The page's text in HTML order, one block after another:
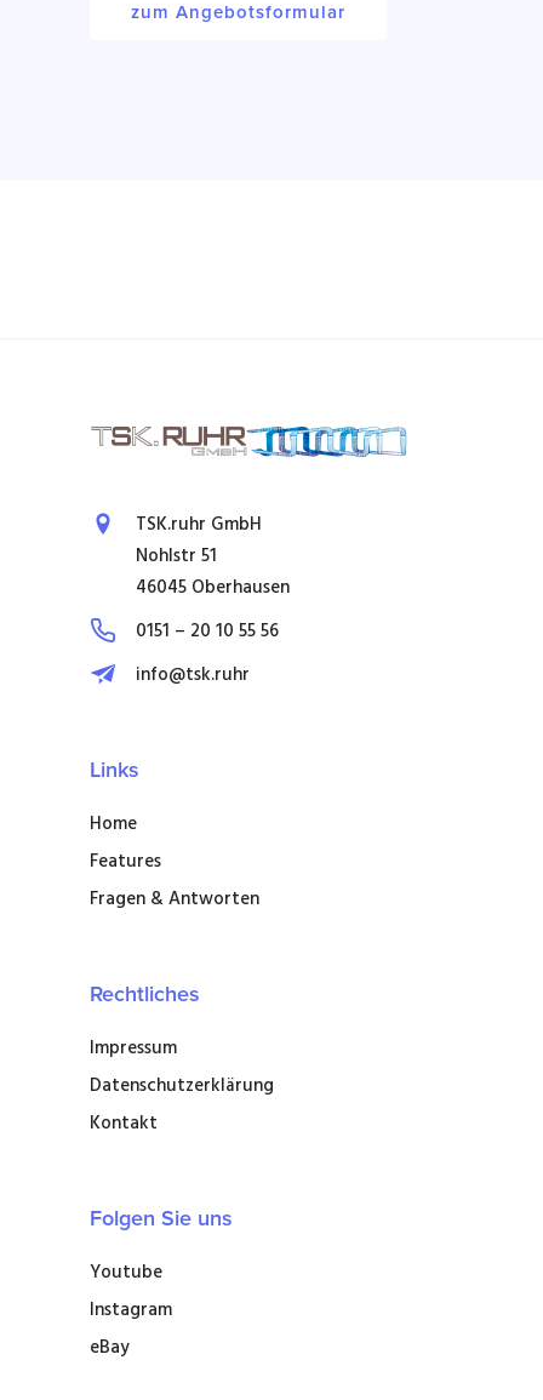
zum Angebotsformular
TSK.ruhr GmbH
Nohlstr 51
46045 Oberhausen
0151 – 20 10 55 56
info@tsk.ruhr
Links
Home
Features
Fragen & Antworten
Rechtliches
Impressum
Datenschutzerklärung
Kontakt
Folgen Sie uns
Youtube
Instagram
eBay